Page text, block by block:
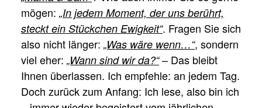
mögen: „In jedem Moment, der uns berührt,
steckt ein Stückchen Ewigkeit“. Fragen Sie sich
also nicht länger: „Was wäre wenn…“, sondern
viel eher: „Wann sind wir da?“– Das bleibt
Ihnen überlassen. Ich empfehle: an jedem Tag.
Doch zurück zum Anfang: Ich lese, also bin ich